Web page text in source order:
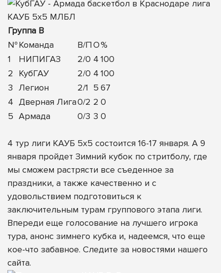
Группа B
№Команда В/ПО%
1
НИПИГАЗ 2/0 4 100
2
КубГАУ 2/0 4 100
3 Легион 2/1 5 67
4 Дверная Лига0/2 2 0
5 Армада 0/3 3 0
4 тур лиги КАУБ 5х5 состоится 16-17 января. А 9
января пройдет Зимний кубок по стритболу, где
мы сможем растрясти все съеденное за
праздники, а также качественно и с
удовольствием подготовиться к
заключительным турам группового этапа лиги.
Впереди еще голосование на лучшего игрока
тура, анонс зимнего кубка и, надеемся, что еще
кое-что забавное. Следите за новостями нашего
сайта.